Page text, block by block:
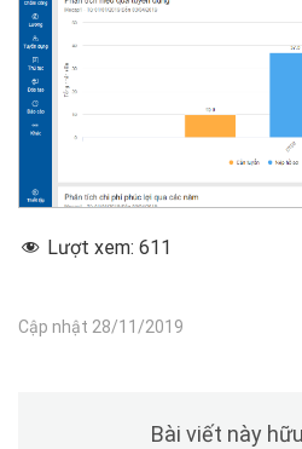
Lượt xem: 611
Cập nhật 28/11/2019
Bài viết này